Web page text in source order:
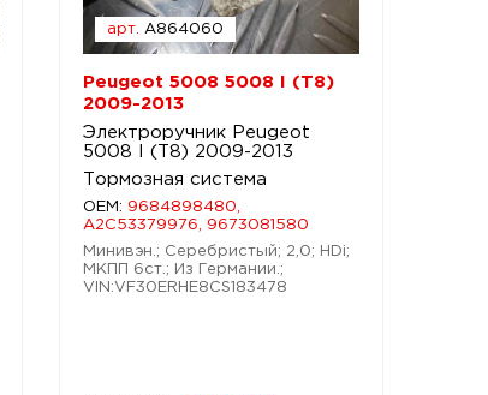
арт. A864060
Peugeot 5008 5008 I (T8)
2009-2013
Электроручник Peugeot
5008 I (T8) 2009-2013
Тормозная система
OEM: 9684898480,
A2C53379976, 9673081580
Минивэн.; Серебристый; 2,0; HDi;
МКПП 6ст.; Из Германии.;
VIN:VF30ERHE8CS183478